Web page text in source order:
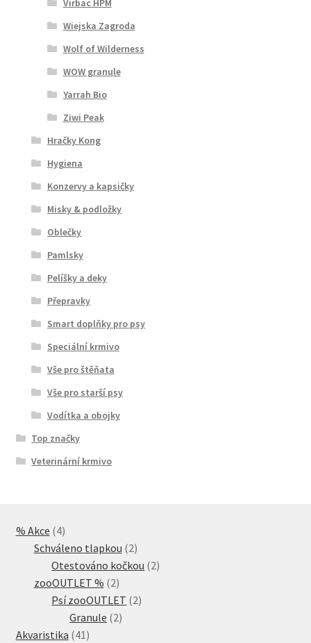
Virbac HPM
Wiejska Zagroda
Wolf of Wilderness
WOW granule
Yarrah Bio
Ziwi Peak
Hračky Kong
Hygiena
Konzervy a kapsičky
Misky & podložky
Oblečky
Pamlsky
Pelíšky a deky
Přepravky
Smart doplňky pro psy
Speciální krmivo
Vše pro štěňata
Vše pro starší psy
Vodítka a obojky
Top značky
Veterinární krmivo
% Akce 44
produkty
Schváleno tlapkou 22
produkty
Otestováno kočkou 22
zooOUTLET % 22
produkty
Psí zooOUTLET 22
Granule 22
Akvaristika 41 41